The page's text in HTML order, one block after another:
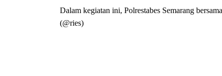
Dalam kegiatan ini, Polrestabes Semarang
(@ries)